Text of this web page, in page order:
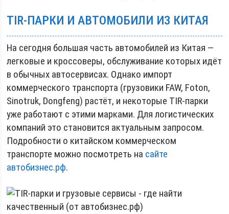
TIR-ПАРКИ И АВТОМОБИЛИ ИЗ КИТАЯ
На сегодня большая часть автомобилей из Китая —
легковые и кроссоверы, обслуживание которых идёт
в обычных автосервисах. Однако импорт
коммерческого транспорта (грузовики FAW, Foton,
Sinotruk, Dongfeng) растёт, и некоторые TIR-парки
уже работают с этими марками. Для логистических
компаний это становится актуальным запросом.
Подробности о китайском коммерческом
транспорте можно посмотреть на сайте
автобизнес.рф.